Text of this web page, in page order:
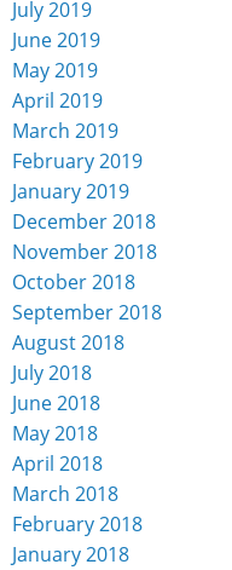
July 2019
June 2019
May 2019
April 2019
March 2019
February 2019
January 2019
December 2018
November 2018
October 2018
September 2018
August 2018
July 2018
June 2018
May 2018
April 2018
March 2018
February 2018
January 2018